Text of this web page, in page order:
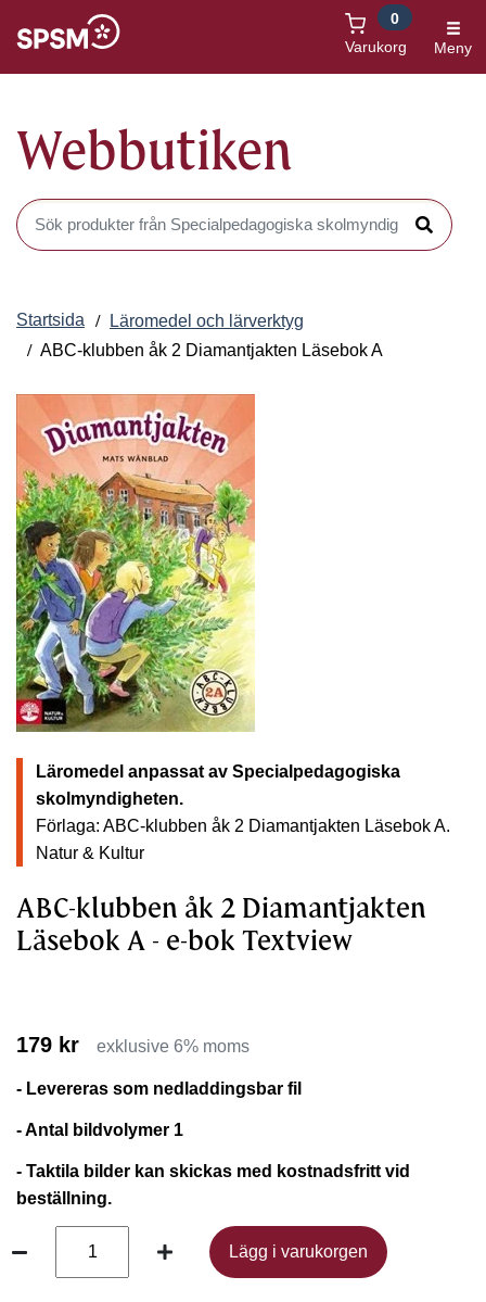
Varukorg
0
Meny
Webbutiken
Sök produkter i Webbutiken
Sök
Startsida
Läromedel och lärverktyg
ABC-klubben åk 2 Diamantjakten Läsebok A
Läromedel anpassat av Specialpedagogiska
skolmyndigheten.
Förlaga: ABC-klubben åk 2 Diamantjakten Läsebok A.
Natur & Kultur
ABC-klubben åk 2 Diamantjakten
Läsebok A - e-bok Textview
179 kr exklusive 6% moms
- Levereras som nedladdingsbar fil
- Antal bildvolymer 1
- Taktila bilder kan skickas med kostnadsfritt vid
beställning.
Lägg i varukorgen
Lägg i varukorgen